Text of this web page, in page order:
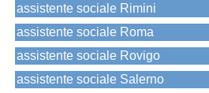
assistente sociale Rimini
assistente sociale Roma
assistente sociale Rovigo
assistente sociale Salerno